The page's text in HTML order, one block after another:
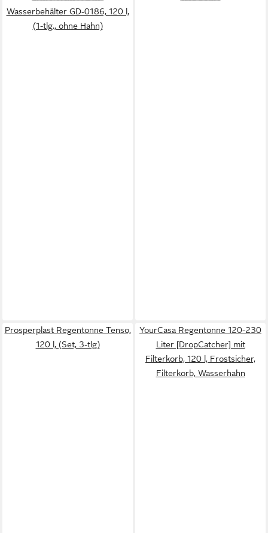
Wasserbehälter GD-0186, 120 l,
(1-tlg., ohne Hahn)
Prosperplast Regentonne Tenso,
120 l, (Set, 3-tlg)
YourCasa Regentonne 120-230
Liter [DropCatcher] mit
Filterkorb, 120 l, Frostsicher,
Filterkorb, Wasserhahn